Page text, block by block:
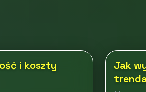
i koszty
Jak